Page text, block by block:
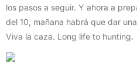
los pasos a seguir. Y ahora a
del 10, mañana habrá que dar
Viva la caza. Long life to hunting.